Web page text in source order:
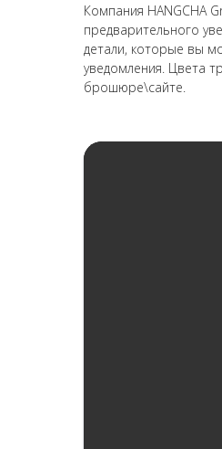
Компания HANGCHA
предварительного
детали, которые вы
уведомления. Цвета
брошюре\сайте.